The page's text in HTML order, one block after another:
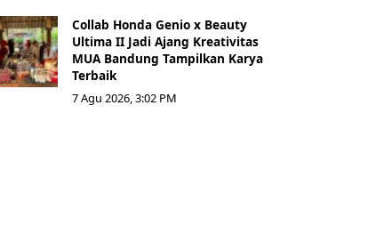
Collab Honda Genio x Beauty
Ultima II Jadi Ajang Kreativitas
MUA Bandung Tampilkan Karya
Terbaik
7 Agu 2026, 3:02 PM